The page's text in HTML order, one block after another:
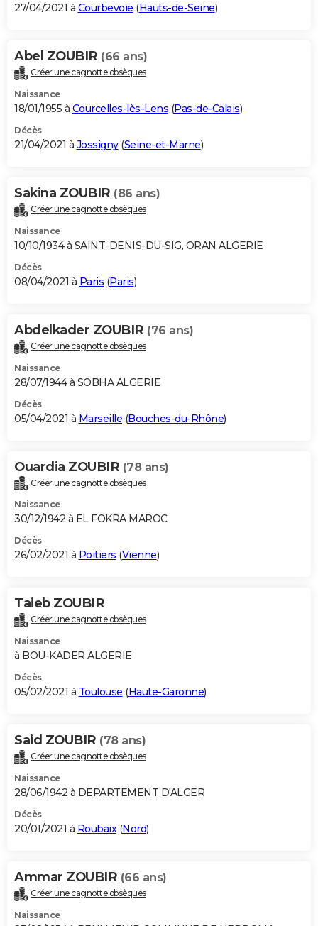
27/04/2021 à Courbevoie (Hauts-de-Seine)
Abel ZOUBIR (66 ans)
Créer une cagnotte obsèques
Naissance
18/01/1955 à Courcelles-lès-Lens (Pas-de-Calais)
Décès
21/04/2021 à Jossigny(Seine-et-Marne)
Sakina ZOUBIR (86 ans)
Créer une cagnotte obsèques
Naissance
10/10/1934 à SAINT-DENIS-DU-SIG, ORAN ALGERIE
Décès
08/04/2021 à Paris (Paris)
Abdelkader ZOUBIR (76 ans)
Créer une cagnotte obsèques
Naissance
28/07/1944 à SOBHA ALGERIE
Décès
05/04/2021 à Marseille (Bouches-du-Rhône)
Ouardia ZOUBIR (78 ans)
Créer une cagnotte obsèques
Naissance
30/12/1942 à EL FOKRA MAROC
Décès
26/02/2021 à Poitiers (Vienne)
Taieb ZOUBIR
Créer une cagnotte obsèques
Naissance
à BOU-KADER ALGERIE
Décès
05/02/2021 à Toulouse (Haute-Garonne)
Said ZOUBIR (78 ans)
Créer une cagnotte obsèques
Naissance
28/06/1942 à DEPARTEMENT D'ALGER
Décès
20/01/2021 à Roubaix(Nord)
Ammar ZOUBIR (66 ans)
Créer une cagnotte obsèques
Naissance